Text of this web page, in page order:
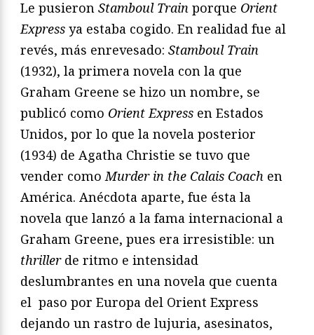
Le pusieron Stamboul Train porque Orient
Express ya estaba cogido. En realidad fue al
revés, más enrevesado: Stamboul Train
(1932), la primera novela con la que
Graham Greene se hizo un nombre, se
publicó como Orient Express en Estados
Unidos, por lo que la novela posterior
(1934) de Agatha Christie se tuvo que
vender comoMurder in the Calais Coach en
América. Anécdota aparte, fue ésta la
novela que lanzó a la fama internacional a
Graham Greene, pues era irresistible: un
thrillerde ritmo e intensidad
deslumbrantes en una novela que cuenta
el paso por Europa del Orient Express
dejando un rastro de lujuria, asesinatos,